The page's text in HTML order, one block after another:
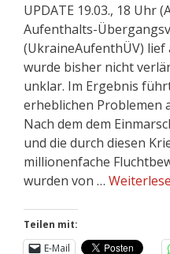
UPDATE 19.03., 18 Uhr
Aufenthalts-
(UkraineAufenthÜV) lief
wurde bisher nicht
unklar. Im Ergebnis
erheblichen Problemen
Nach dem dem
und die durch diesen
millionenfache
wurden von …
Teilen mit:
E-Mail